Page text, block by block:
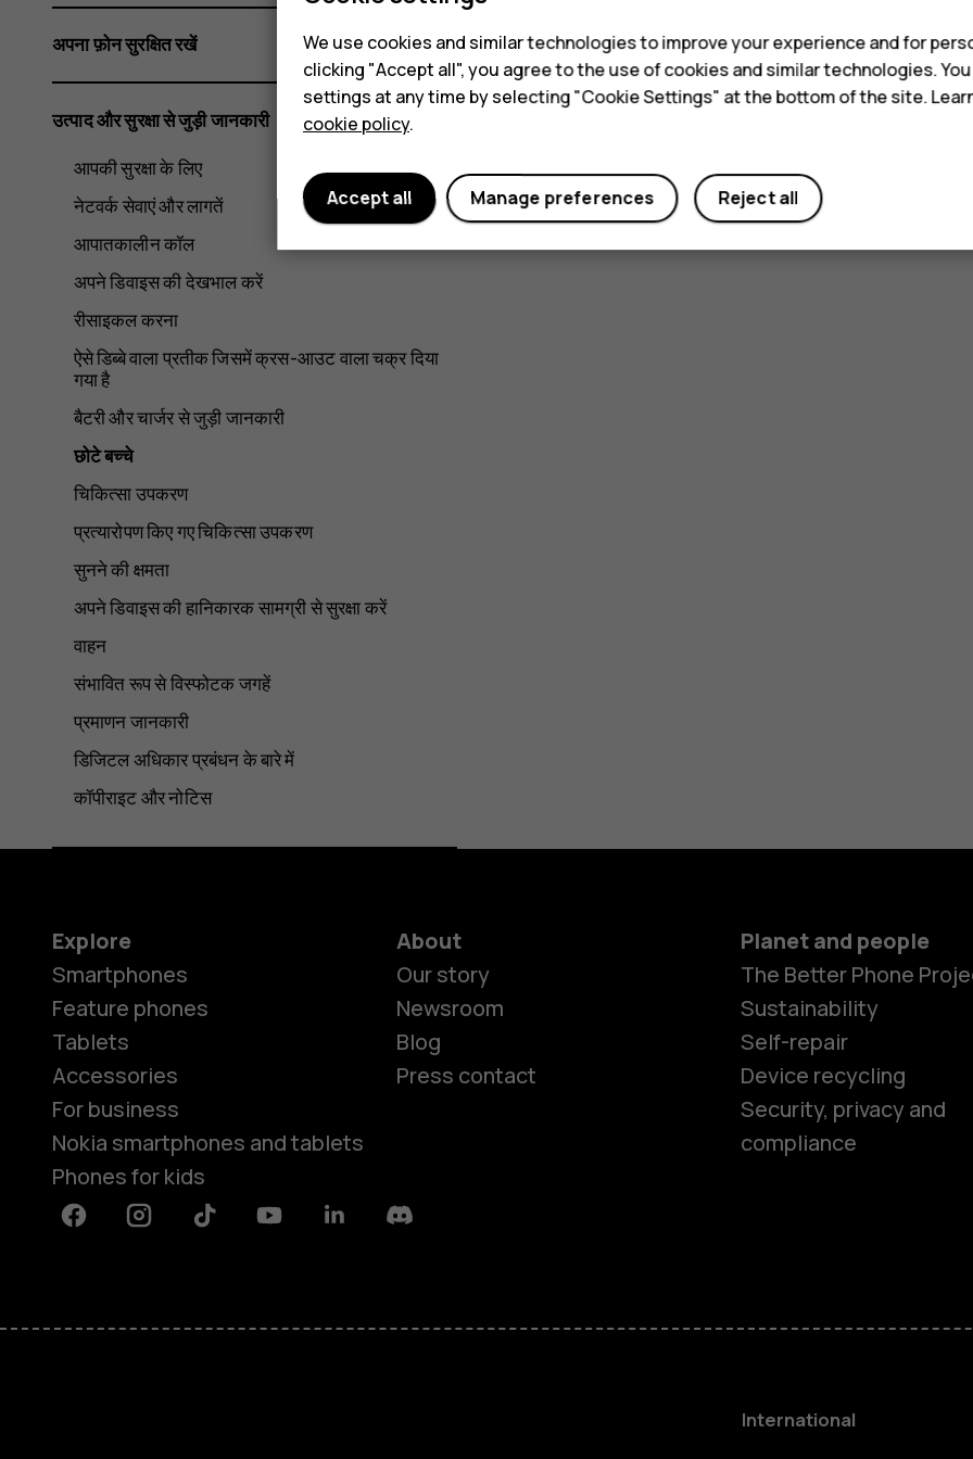
HMD Terra M
अपना फ़ोन सुरक्षित रखें
उत्पाद और सुरक्षा से जुड़ी जानकारी
आपकी सुरक्षा के लिए
नेटवर्क सेवाएं और लागतें
आपातकालीन कॉल
अपने डिवाइस की देखभाल करें
रीसाइकल करना
ऐसे डिब्बे वाला प्रतीक जिसमें क्रस-आउट वाला चक्र दिया
गया है
बैटरी और चार्जर से जुड़ी जानकारी
छोटे बच्चे
चिकित्सा उपकरण
प्रत्यारोपण किए गए चिकित्सा उपकरण
सुनने की क्षमता
अपने डिवाइस की हानिकारक सामग्री से सुरक्षा करें
वाहन
संभावित रूप से विस्फोटक जगहें
प्रमाणन जानकारी
डिजिटल अधिकार प्रबंधन के बारे में
कॉपीराइट और नोटिस
Explore
Smartphones
Feature phones
Tablets
Accessories
For business
Nokia smartphones and tablets
Phones for kids
About
Our story
Newsroom
Blog
Press contact
Planet and people
The Better Phone
Sustainability
Self-repair
Device recycling
Security, privacy and
compliance
FacebookInstagramTiktok YoutubeLinkedinDiscord
International
We use cookies and similar technologies to improve your experience and for
clicking "Accept all", you agree to the use of cookies and similar technologies.
settings at any time by selecting "Cookie Settings" at the bottom of the site.
cookie policy.
Reject all
Manage preferences
Accept all